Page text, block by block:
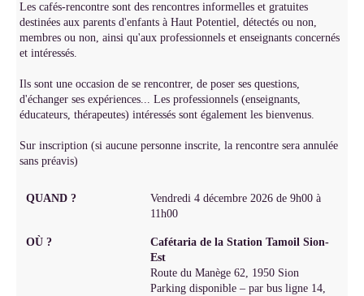
Les cafés-rencontre sont des rencontres informelles et gratuites
destinées aux parents d'enfants à Haut Potentiel, détectés ou non,
membres ou non, ainsi qu'aux professionnels et enseignants concernés
et intéressés.
Ils sont une occasion de se rencontrer, de poser ses questions,
d'échanger ses expériences... Les professionnels (enseignants,
éducateurs, thérapeutes) intéressés sont également les bienvenus.
Sur inscription (si aucune personne inscrite, la rencontre sera annulée
sans préavis)
QUAND ?
Vendredi 4 décembre 2026 de 9h00 à
11h00
OÙ ?
Cafétaria de la Station Tamoil Sion-
Est
Route du Manège 62, 1950 Sion
Parking disponible – par bus ligne 14,